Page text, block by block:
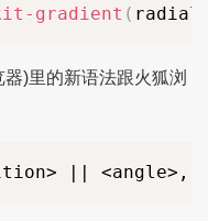
gradient (
)里的新语法跟火狐浏
||